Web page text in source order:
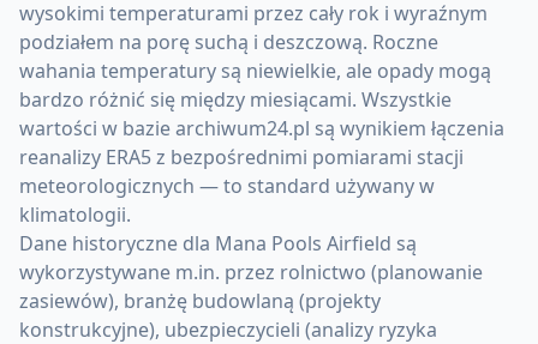
wysokimi temperaturami przez cały rok i wyraźnym
podziałem na porę suchą i deszczową. Roczne
wahania temperatury są niewielkie, ale opady mogą
bardzo różnić się między miesiącami. Wszystkie
wartości w bazie archiwum24.pl są wynikiem łączenia
reanalizy ERA5 z bezpośrednimi pomiarami stacji
meteorologicznych — to standard używany w
klimatologii.
Dane historyczne dla Mana Pools Airfield są
wykorzystywane m.in. przez rolnictwo (planowanie
zasiewów), branżę budowlaną (projekty
konstrukcyjne), ubezpieczycieli (analizy ryzyka